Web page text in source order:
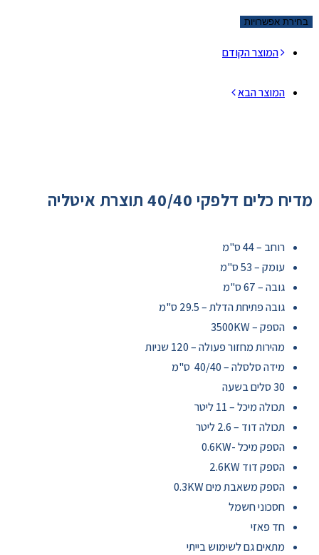
בחירת אפשרויות
המוצר הקודם
המוצר הבא
מדיח כלים דלפקי 40/40 תוצרת איטליה
רוחב – 44 ס"מ
עומק – 53 ס"מ
גובה – 67 ס"מ
גובה פתיחת הדלת – 29.5 ס"מ
הספק – 3500KW
מהירות מחזור פעולה – 120 שניות
מידה סלסלה – 40/40 ס"מ
30 סלים בשעה
תכולה מיכל – 11 ליטר
תכולה דוד – 2.6 ליטר
הספק מיכל -0.6KW
הספק דוד 2.6KW
הספק משאבת מים 0.3KW
חסכוני חשמל
חד פאזי
מתאים גם לשימוש בייתי